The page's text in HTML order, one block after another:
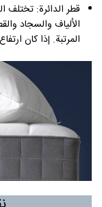
قطر الدائرة: تختلف
الألياف والسجاد
المرتبة. إذا كان